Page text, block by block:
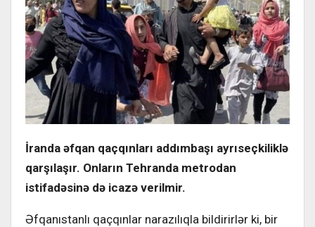
İranda əfqan qaçqınları addımbaşı ayrıseçkiliklə
qarşılaşır. Onların Tehranda metrodan
istifadəsinə də icazə verilmir.
Əfqanıstanlı qaçqınlar narazılıqla bildirirlər ki, bir